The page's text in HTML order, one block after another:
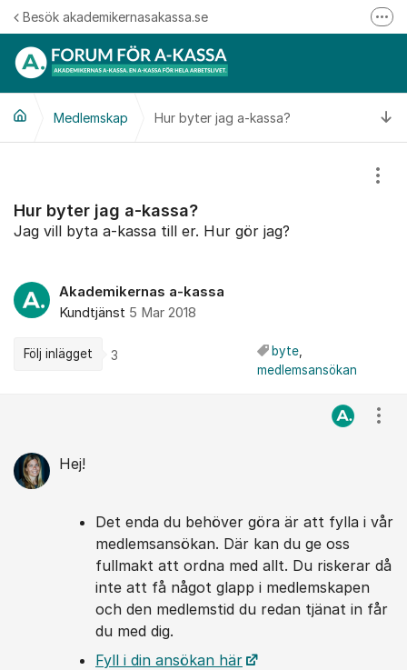
Hoppa till innehåll
Besök akademikernasakassa.se
Följ oss på Linkedin
Medlemskap Hur byter jag a-kassa?
Hur byter jag a-kassa?
Jag vill byta a-kassa till er. Hur gör jag?
Akademikernas a-kassa
Kundtjänst 5 Mar 2018
byte,
medlemsansökan
Följ inlägget 3
Hej!
Det enda du behöver göra är att fylla i vår
medlemsansökan. Där kan du ge oss
fullmakt att ordna med allt. Du riskerar då
inte att få något glapp i medlemskapen
och den medlemstid du redan tjänat in får
du med dig.
Fyll i din ansökan här